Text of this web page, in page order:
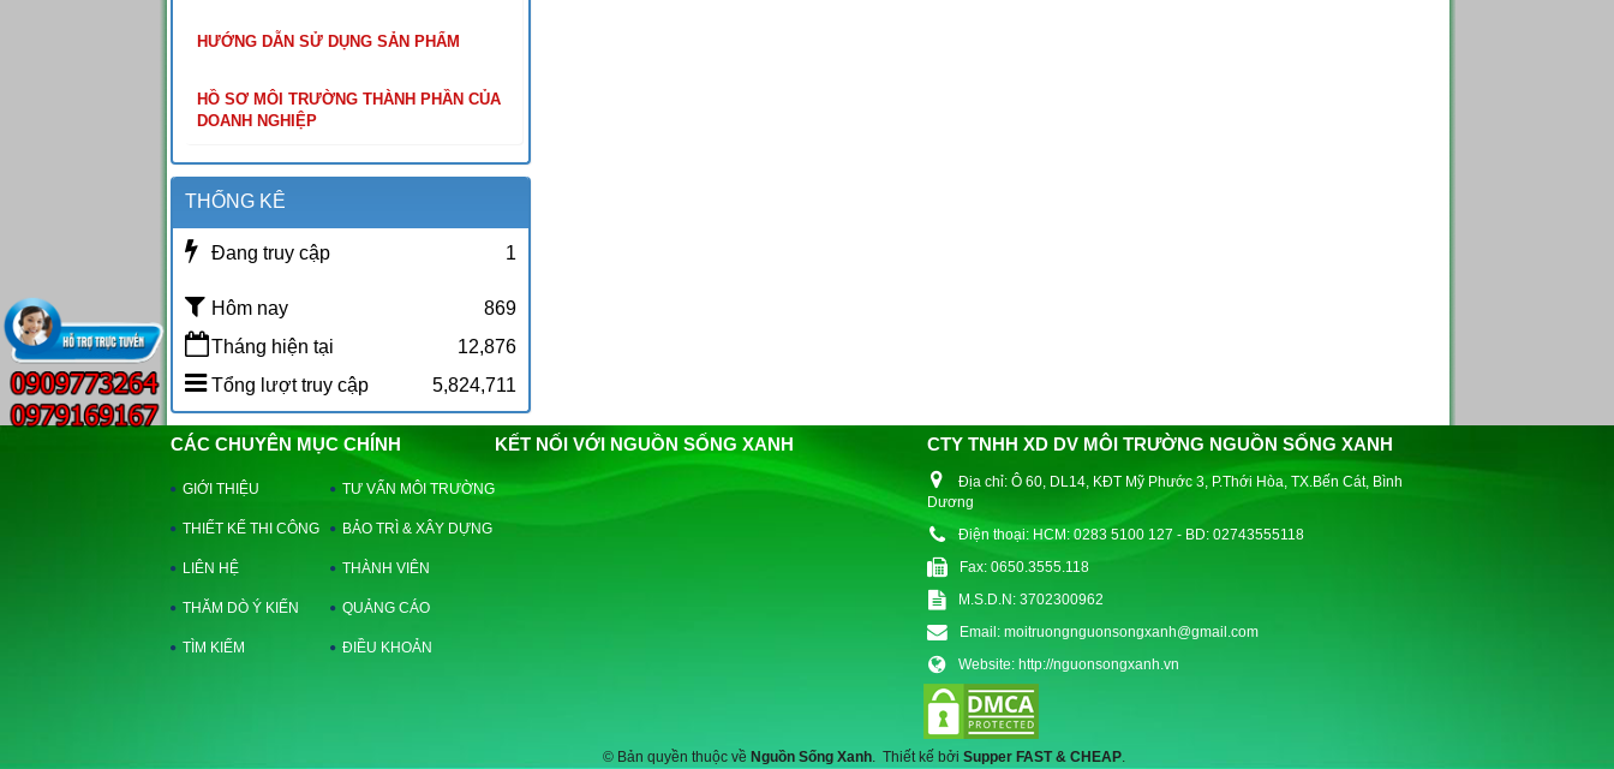
HƯỚNG DẪN SỬ DỤNG SẢN PHẨM
HỒ SƠ MÔI TRƯỜNG THÀNH PHẦN CỦA
DOANH NGHIỆP
THỐNG KÊ
Đang truy cập 1
Hôm nay
869
Tháng hiện tại
12,876
Tổng lượt truy cập
5,824,711
CÁC CHUYÊN MỤC CHÍNH
GIỚI THIỆU TƯ VẤN MÔI TRƯỜNG
THIẾT KẾ THI CÔNG BẢO TRÌ & XÂY DỰNG
LIÊN HỆ THÀNH VIÊN
THĂM DÒ Ý KIẾN QUẢNG CÁO
TÌM KIẾM ĐIỀU KHOẢN
KẾT NỐI VỚI NGUỒN SỐNG XANH CTY TNHH XD DV MÔI TRƯỜNG NGUỒN SỐNG XANH
Địa chỉ: Ô 60, DL14, KĐT Mỹ Phước 3, P.Thới Hòa, TX.Bến Cát, Bình
Dương
Điện thoại: HCM: 0283 5100 127 - BD: 02743555118
Fax: 0650.3555.118
M.S.D.N: 3702300962
Email: moitruongnguonsongxanh@gmail.com
Website: http://nguonsongxanh.vn
© Bản quyền thuộc về Nguồn Sống Xanh Thiết kế bởi Supper FAST & CHEAP